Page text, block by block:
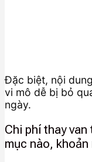
Đặc biệt, nội
vi mô dễ bị bỏ
ngày.
Chi phí thay
mục nào,